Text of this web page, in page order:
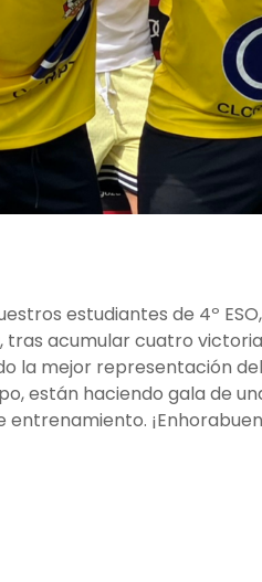
estudiantes de 4º
acumular cuatro
la mejor representación
están haciendo gala de